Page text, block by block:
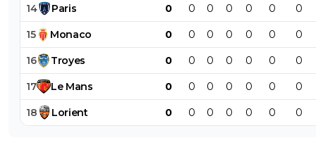
14 Paris 0 0 0 0 0 0 0
15 Monaco 0 0 0 0 0 0 0
16 Troyes 0 0 0 0 0 0 0
17 Le Mans 0 0 0 0 0 0 0
18 Lorient 0 0 0 0 0 0 0